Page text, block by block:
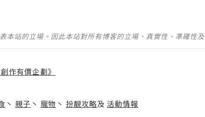
本站的立場。因此本站對所有博客的立場、真實性、準確性
作有價企劃》
丶 親子 丶 寵物 丶 扮靚攻略及 活動情報